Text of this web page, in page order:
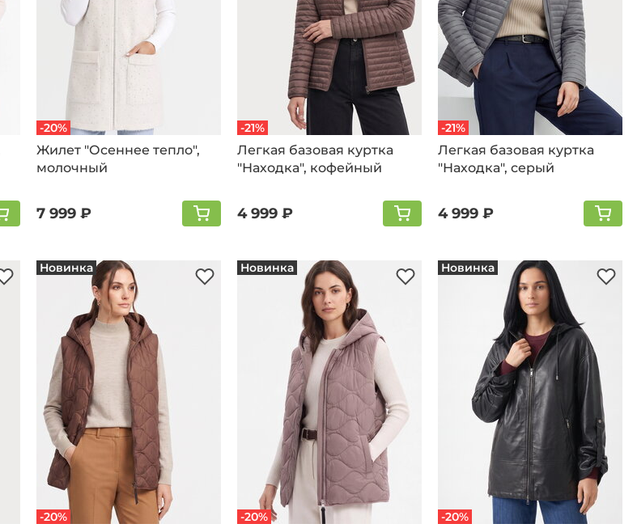
-20%
Жилет "Осеннее тепло",
молочный
7 999 ₽
-21%
Легкая базовая куртка
"Находка", кофейный
4 999 ₽
-21%
Легкая базовая куртка
"Находка", серый
4 999 ₽
-20%
Новинка
-20%
Новинка
-20%
Новинка